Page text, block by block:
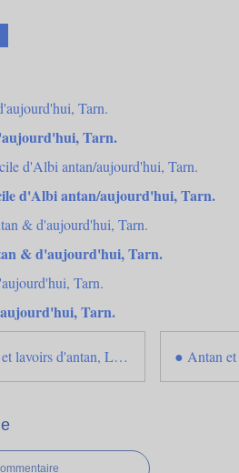
Tarn.
d'Albi antan/aujourd'hui, Tarn.
& d'aujourd'hui, Tarn.
Tarn.
● Vues des fontaines et lavoirs d'antan, Lauragais, Hte Garonne.